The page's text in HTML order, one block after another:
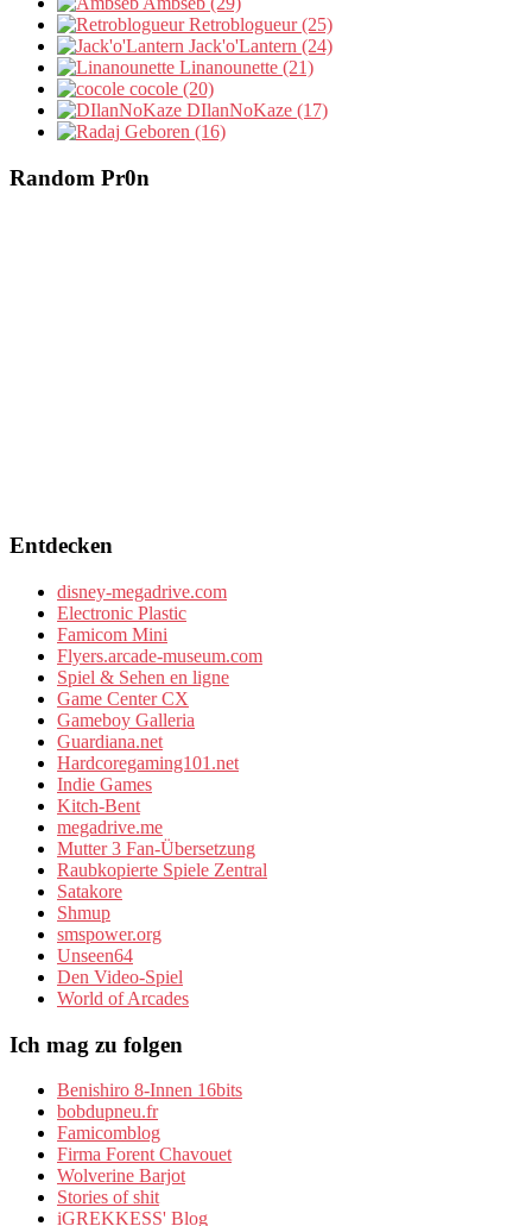
Retroblogueur (25)
Jack'o'Lantern (24)
Linanounette (21)
cocole (20)
DIlanNoKaze (17)
Geboren (16)
Random Pr0n
Entdecken
disney-megadrive.com
Electronic Plastic
Famicom Mini
Flyers.arcade-museum.com
Spiel & Sehen en ligne
Game Center CX
Gameboy Galleria
Guardiana.net
Hardcoregaming101.net
Indie Games
Kitch-Bent
megadrive.me
Mutter 3 Fan-Übersetzung
Raubkopierte Spiele Zentral
Satakore
Shmup
smspower.org
Unseen64
Den Video-Spiel
World of Arcades
Ich mag zu folgen
Benishiro 8-Innen 16bits
bobdupneu.fr
Famicomblog
Firma Forent Chavouet
Wolverine Barjot
Stories of shit
iGREKKESS' Blog